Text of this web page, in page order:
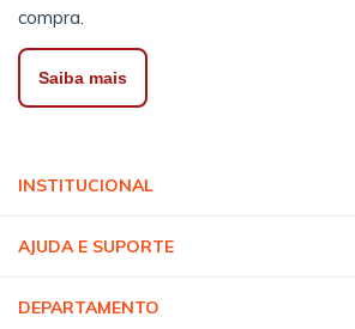
compra.
Saiba mais
INSTITUCIONAL
AJUDA E SUPORTE
DEPARTAMENTO